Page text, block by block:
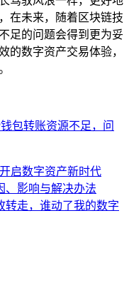
在未来，随着区块链技
足的问题会得到更为妥
的数字资产交易体验，
包转账资源不足，问
启数字资产新时代
、影响与解决办法
转走，谁动了我的数字